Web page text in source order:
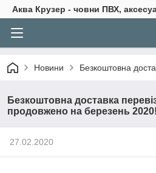
Аква Крузер - човни ПВХ,
Новини Безкоштовна
Безкоштовна доставка
продовжено на березень 2020!
27.02.2020